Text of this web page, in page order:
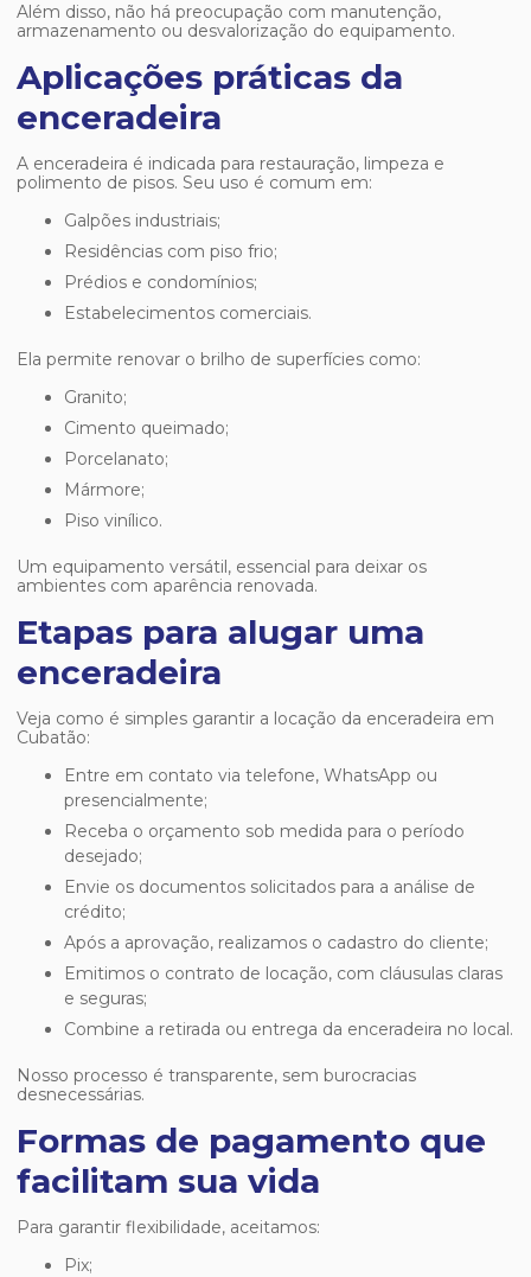
Além disso, não há preocupação com manutenção,
armazenamento ou desvalorização do equipamento.
Aplicações práticas da
enceradeira
A enceradeira é indicada para restauração, limpeza e
polimento de pisos. Seu uso é comum em:
Galpões industriais;
Residências com piso frio;
Prédios e condomínios;
Estabelecimentos comerciais.
Ela permite renovar o brilho de superfícies como:
Granito;
Cimento queimado;
Porcelanato;
Mármore;
Piso vinílico.
Um equipamento versátil, essencial para deixar os
ambientes com aparência renovada.
Etapas para alugar uma
enceradeira
Veja como é simples garantir a locação da enceradeira em
Cubatão:
Entre em contato via telefone, WhatsApp ou
presencialmente;
Receba o orçamento sob medida para o período
desejado;
Envie os documentos solicitados para a análise de
crédito;
Após a aprovação, realizamos o cadastro do cliente;
Emitimos o contrato de locação, com cláusulas claras
e seguras;
Combine a retirada ou entrega da enceradeira no local.
Nosso processo é transparente, sem burocracias
desnecessárias.
Formas de pagamento que
facilitam sua vida
Para garantir flexibilidade, aceitamos:
Pix;